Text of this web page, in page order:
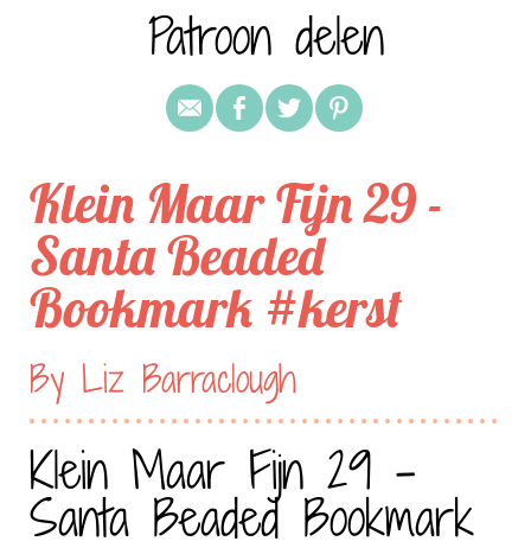
Patroon delen
Klein Maar Fijn 29 -
Santa Beaded
Bookmark #kerst
By Liz Barraclough
Klein Maar Fijn 29 -
Santa Beaded Bookmark